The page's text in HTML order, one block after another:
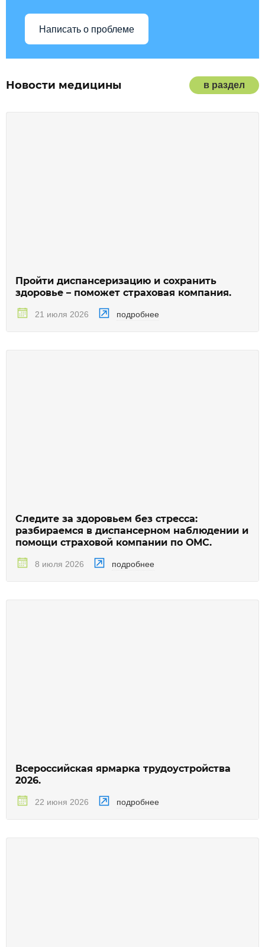
Написать о проблеме
Новости медицины в раздел
Пройти диспансеризацию и сохранить
здоровье – поможет страховая компания.
21 июля 2026 подробнее
Следите за здоровьем без стресса:
разбираемся в диспансерном наблюдении и
помощи страховой компании по ОМС.
8 июля 2026 подробнее
Всероссийская ярмарка трудоустройства
2026.
22 июня 2026 подробнее